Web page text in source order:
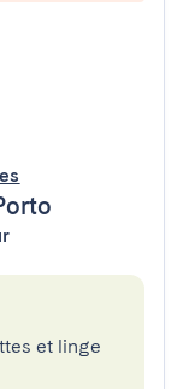
et linge